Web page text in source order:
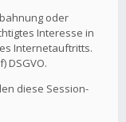
oder
Interesse in
Internetauftritts.
DSGVO.
diese Session-